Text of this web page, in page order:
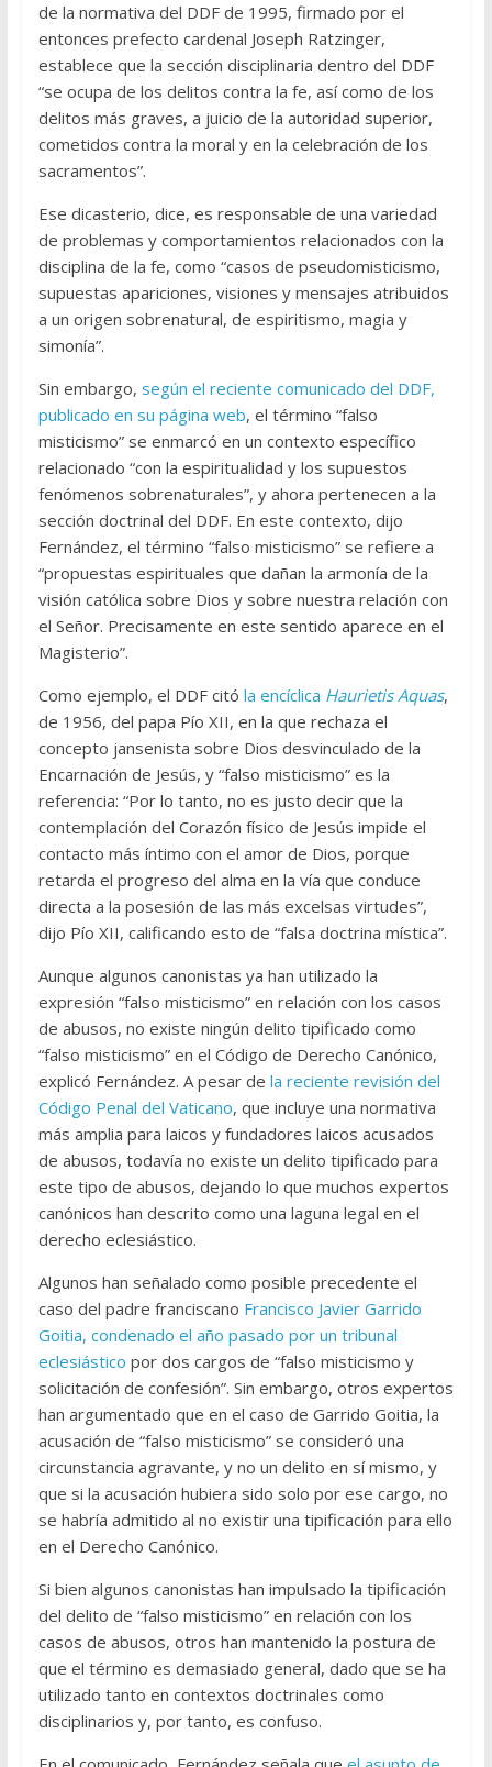
de la normativa del DDF de 1995, firmado por el
entonces prefecto cardenal Joseph Ratzinger,
establece que la sección disciplinaria dentro del DDF
“se ocupa de los delitos contra la fe, así como de los
delitos más graves, a juicio de la autoridad superior,
cometidos contra la moral y en la celebración de los
sacramentos”.
Ese dicasterio, dice, es responsable de una variedad
de problemas y comportamientos relacionados con la
disciplina de la fe, como “casos de pseudomisticismo,
supuestas apariciones, visiones y mensajes atribuidos
a un origen sobrenatural, de espiritismo, magia y
simonía”.
Sin embargo, según el reciente comunicado del DDF,
publicado en su página web, el término “falso
misticismo” se enmarcó en un contexto específico
relacionado “con la espiritualidad y los supuestos
fenómenos sobrenaturales”, y ahora pertenecen a la
sección doctrinal del DDF. En este contexto, dijo
Fernández, el término “falso misticismo” se refiere a
“propuestas espirituales que dañan la armonía de la
visión católica sobre Dios y sobre nuestra relación con
el Señor. Precisamente en este sentido aparece en el
Magisterio”.
Como ejemplo, el DDF citó la encíclica Haurietis Aquas,
de 1956, del papa Pío XII, en la que rechaza el
concepto jansenista sobre Dios desvinculado de la
Encarnación de Jesús, y “falso misticismo” es la
referencia: “Por lo tanto, no es justo decir que la
contemplación del Corazón físico de Jesús impide el
contacto más íntimo con el amor de Dios, porque
retarda el progreso del alma en la vía que conduce
directa a la posesión de las más excelsas virtudes”,
dijo Pío XII, calificando esto de “falsa doctrina mística”.
Aunque algunos canonistas ya han utilizado la
expresión “falso misticismo” en relación con los casos
de abusos, no existe ningún delito tipificado como
“falso misticismo” en el Código de Derecho Canónico,
explicó Fernández. A pesar de la reciente revisión del
Código Penal del Vaticano, que incluye una normativa
más amplia para laicos y fundadores laicos acusados
de abusos, todavía no existe un delito tipificado para
este tipo de abusos, dejando lo que muchos expertos
canónicos han descrito como una laguna legal en el
derecho eclesiástico.
Algunos han señalado como posible precedente el
caso del padre franciscano Francisco Javier Garrido
Goitia, condenado el año pasado por un tribunal
eclesiástico por dos cargos de “falso misticismo y
solicitación de confesión”. Sin embargo, otros expertos
han argumentado que en el caso de Garrido Goitia, la
acusación de “falso misticismo” se consideró una
circunstancia agravante, y no un delito en sí mismo, y
que si la acusación hubiera sido solo por ese cargo, no
se habría admitido al no existir una tipificación para ello
en el Derecho Canónico.
Si bien algunos canonistas han impulsado la tipificación
del delito de “falso misticismo” en relación con los
casos de abusos, otros han mantenido la postura de
que el término es demasiado general, dado que se ha
utilizado tanto en contextos doctrinales como
disciplinarios y, por tanto, es confuso.